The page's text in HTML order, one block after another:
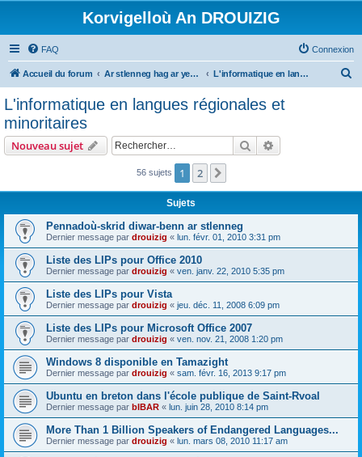
Korvigelloù An DROUIZIG
FAQ Connexion
Accueil du forum Ar stlenneg hag ar yezhoù bihan er bed a-bezh L'informatique en langues régionales et minoritaires
c
r
L'informatique en langues régionales et
minoritaires
Nouveau sujet Rechercher
56 sujets 1 2
Sujets
Pennadoù-skrid diwar-benn ar stlenneg
Dernier message par drouizig « lun. févr. 01, 2010 3:31 pm
Liste des LIPs pour Office 2010
Dernier message par drouizig « ven. janv. 22, 2010 5:35 pm
Liste des LIPs pour Vista
Dernier message par drouizig « jeu. déc. 11, 2008 6:09 pm
Liste des LIPs pour Microsoft Office 2007
Dernier message par drouizig « ven. nov. 21, 2008 1:20 pm
Windows 8 disponible en Tamazight
Dernier message par drouizig « sam. févr. 16, 2013 9:17 pm
Ubuntu en breton dans l'école publique de Saint-Rvoal
Dernier message par bIBAR « lun. juin 28, 2010 8:14 pm
More Than 1 Billion Speakers of Endangered Languages...
Dernier message par drouizig « lun. mars 08, 2010 11:17 am